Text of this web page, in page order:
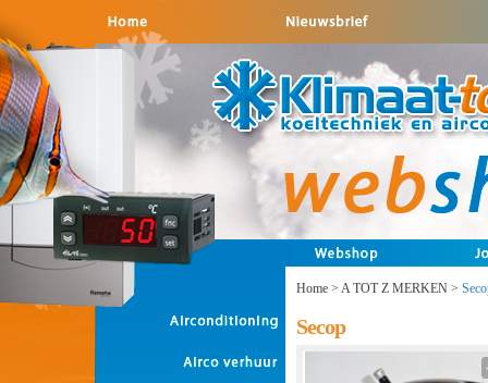
Home > A TOT Z MERKEN >
Secop